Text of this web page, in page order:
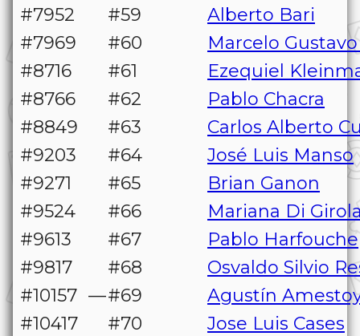
#7952
#59
Alberto Bari
#7969
#60
Marcelo
#8716
#61
Ezequiel
#8766
#62
Pablo Chacra
#8849
#63
Carlos Alberto
#9203
#64
José Luis Manso
#9271
#65
Brian Ganon
#9524
#66
Mariana Di
#9613
#67
Pablo Harfouche
#9817
#68
Osvaldo Silvio
#10157 —#69
Agustín
#10417
#70
Jose Luis Cases